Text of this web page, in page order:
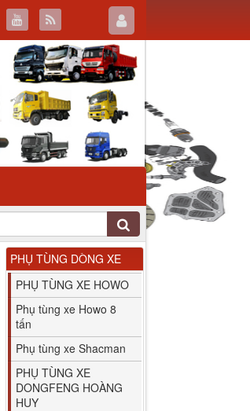
PHỤ TÙNG DÒNG XE
PHỤ TÙNG XE HOWO
Phụ tùng xe Howo 8
tấn
Phụ tùng xe Shacman
PHỤ TÙNG XE
DONGFENG HOÀNG
HUY